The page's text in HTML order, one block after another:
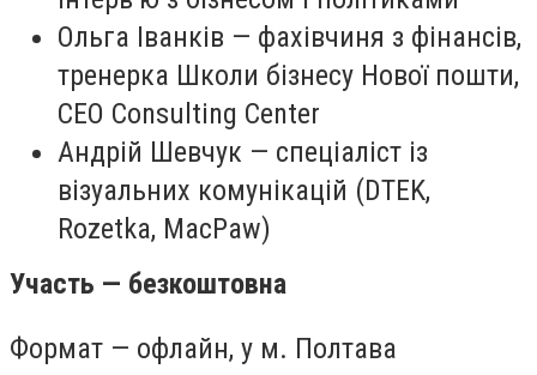
Ольга Іванків — фахівчиня з фінансів,
тренерка Школи бізнесу Нової пошти,
CEO Consulting Center
Андрій Шевчук — спеціаліст із
візуальних комунікацій (DTEK,
Rozetka, MacPaw)
Участь — безкоштовна
Формат — офлайн, у м. Полтава